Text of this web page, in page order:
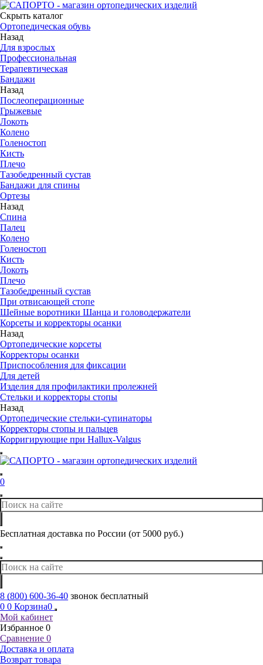
Скрыть каталог
Ортопедическая обувь
Назад
Для взрослых
Профессиональная
Терапевтическая
Бандажи
Назад
Послеоперационные
Грыжевые
Локоть
Колено
Голеностоп
Кисть
Плечо
Тазобедренный сустав
Бандажи для спины
Ортезы
Назад
Спина
Палец
Колено
Голеностоп
Кисть
Локоть
Плечо
Тазобедренный сустав
При отвисающей стопе
Шейные воротники Шанца и головодержатели
Корсеты и корректоры осанки
Назад
Ортопедические корсеты
Корректоры осанки
Приспособления для фиксации
Для детей
Изделия для профилактики пролежней
Стельки и корректоры стопы
Назад
Ортопедические стельки-супинаторы
Корректоры стопы и пальцев
Корригирующие при Hallux-Valgus
0
Бесплатная доставка по России (от 5000 руб.)
8 (800) 600-36-40 звонок бесплатный
0 0 Корзина0
Мой кабинет
Избранное 0
Сравнение 0
Доставка и оплата
Возврат товара